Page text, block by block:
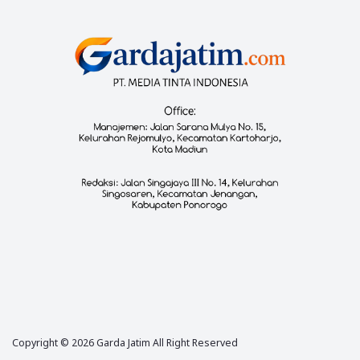
Copyright © 2026Garda Jatim All Right Reserved